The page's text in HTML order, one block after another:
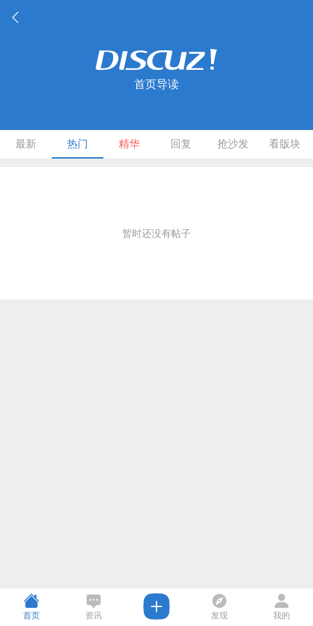
首页导读
最新 热门 精华 回复 抢沙发 看版块
暂时还没有帖子
首页 资讯 发现 我的